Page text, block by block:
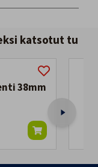
katsotut
38mm